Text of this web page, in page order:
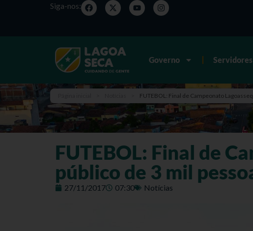
Siga-nos:
Governo Servidores
FUTEBOL: Final de Campeonato
FUTEBOL: Final de
público de 3 mil
27/11/2017 07:30 Notícias